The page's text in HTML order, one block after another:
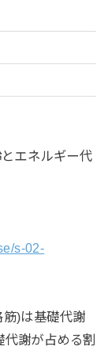
エネルギー代
s-02-
筋)は基礎代謝
謝が占める割